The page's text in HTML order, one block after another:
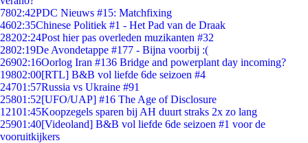
7802:42PDC Nieuws #15: Matchfixing
4602:35Chinese Politiek #1 - Het Pad van de Draak
28202:24Post hier pas overleden muzikanten #32
2802:19De Avondetappe #177 - Bijna voorbij :(
26902:16Oorlog Iran #136 Bridge and powerplant day incoming?
19802:00[RTL] B&B vol liefde 6de seizoen #4
24701:57Russia vs Ukraine #91
25801:52[UFO/UAP] #16 The Age of Disclosure
12101:45Koopzegels sparen bij AH duurt straks 2x zo lang
25901:40[Videoland] B&B vol liefde 6de seizoen #1 voor de
vooruitkijkers